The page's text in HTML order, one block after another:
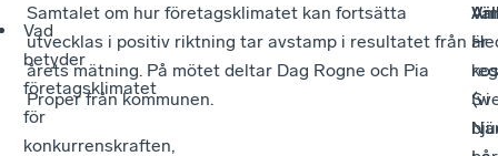
Vad
betyder
företagsklimatet
för
konkurrenskraften,
Samtalet om hur företagsklimatet kan fortsätta
utvecklas i positiv riktning tar avstamp i resultatet från
årets mätning. På mötet deltar Dag Rogne och Pia
Proper från kommunen.
är
(vi